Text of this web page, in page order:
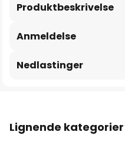
Produktbeskrivelse
Anmeldelse
Nedlastinger
Lignende kategorier